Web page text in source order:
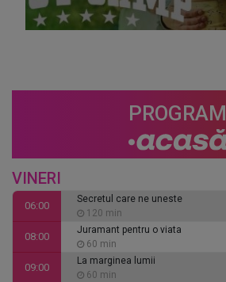
PROGRAM
VINERI
06:00
Secretul care ne uneste
120 min
08:00
Juramant pentru o viata
60 min
09:00
La marginea lumii
60 min